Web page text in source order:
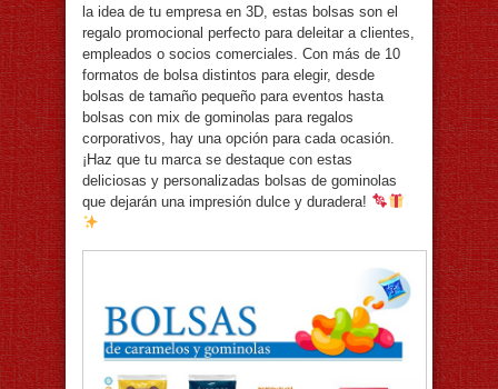
la idea de tu empresa en 3D, estas bolsas son el
regalo promocional perfecto para deleitar a clientes,
empleados o socios comerciales. Con más de 10
formatos de bolsa distintos para elegir, desde
bolsas de tamaño pequeño para eventos hasta
bolsas con mix de gominolas para regalos
corporativos, hay una opción para cada ocasión.
¡Haz que tu marca se destaque con estas
deliciosas y personalizadas bolsas de gominolas
que dejarán una impresión dulce y duradera!